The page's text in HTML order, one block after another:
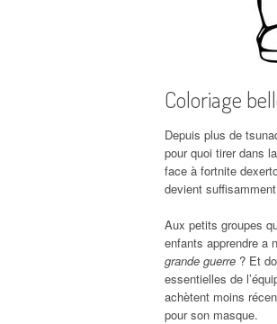
Coloriage
Depuis plus de
pour quoi tirer dans
face à fortnite
devient
Aux petits groupes
enfants apprendre a
grande guerre ? Et
essentielles de
achètent moins
pour son masque.